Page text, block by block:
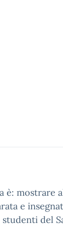
è: mostrare
e
del